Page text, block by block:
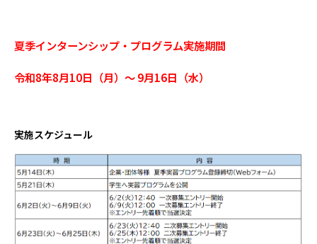
夏季インターンシップ・プログラム実施期間
令和8年8月10日（月）～ 9月16日（水）
実施スケジュール